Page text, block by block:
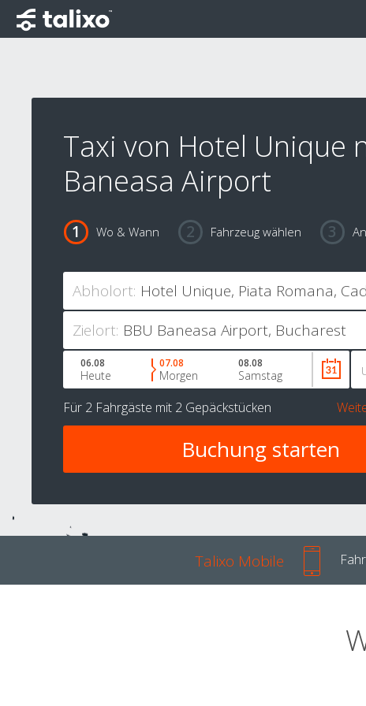
Taxi von Hotel Unique
Baneasa Airport
Wo & Wann Fahrzeug wählen
Abholort:
Zielort:
06.08
Heute
07.08
Morgen
08.08
Samstag
Für 2 Fahrgäste mit 2 Gepäckstücken
Talixo Mobile